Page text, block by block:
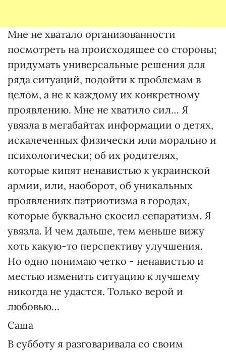
Мне не хватало организованности
посмотреть на происходящее со стороны;
придумать универсальные решения для
ряда ситуаций, подойти к проблемам в
целом, а не к каждому их конкретному
проявлению. Мне не хватило сил… Я
увязла в мегабайтах информации о детях,
искалеченных физически или морально и
психологически; об их родителях,
которые кипят ненавистью к украинской
армии, или, наоборот, об уникальных
проявлениях патриотизма в городах,
которые буквально скосил сепаратизм. Я
увязла. И чем дальше, тем меньше вижу
хоть какую-то перспективу улучшения.
Но одно понимаю четко - ненавистью и
местью изменить ситуацию к лучшему
никогда не удастся. Только верой и
любовью…
Саша
В субботу я разговаривала со своим